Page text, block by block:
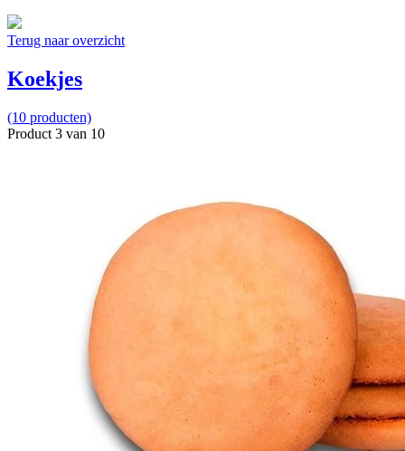
Terug naar overzicht
Koekjes
(10 producten)
Product 3 van 10